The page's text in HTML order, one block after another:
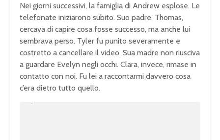
Nei giorni successivi, la famiglia di Andrew esplose. Le
telefonate iniziarono subito. Suo padre, Thomas,
cercava di capire cosa fosse successo, ma anche lui
sembrava perso. Tyler fu punito severamente e
costretto a cancellare il video. Sua madre non riusciva
a guardare Evelyn negli occhi. Clara, invece, rimase in
contatto con noi. Fu lei a raccontarmi davvero cosa
c’era dietro tutto quello.